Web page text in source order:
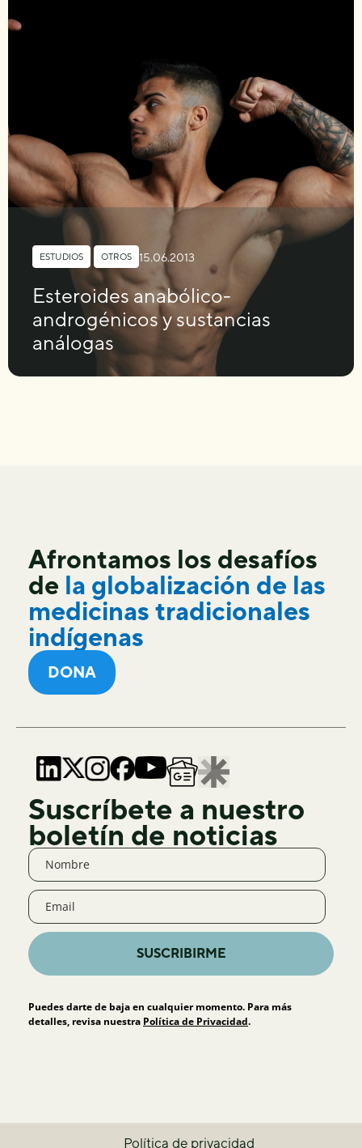
ESTUDIOS OTROS 15.06.2013
Esteroides anabólico-
androgénicos y sustancias
análogas
Afrontamos los desafíos
de la globalización de las
medicinas tradicionales
indígenas
DONA
Suscríbete a nuestro
boletín de noticias
SUSCRIBIRME
Puedes darte de baja en cualquier momento. Para más
detalles, revisa nuestra Política de Privacidad.
Política de privacidad